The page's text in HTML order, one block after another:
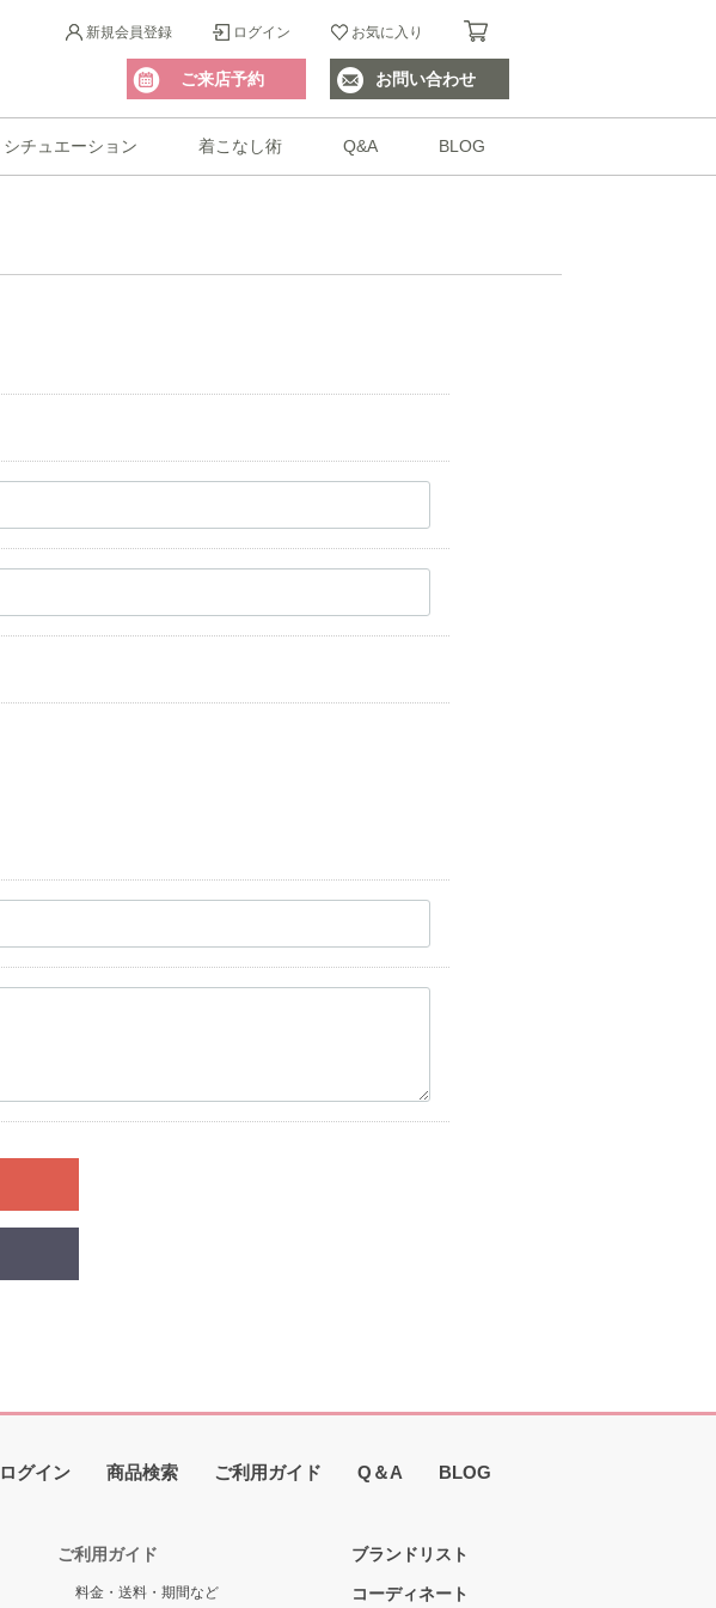
新規会員登録 ログイン お気に入り
ご来店予約 お問い合わせ
シチュエーション 着こなし術 Q&A BLOG
ログイン 商品検索 ご利用ガイド Q＆A BLOG
ご利用ガイド
料金・送料・期間など
ブランドリスト
コーディネート